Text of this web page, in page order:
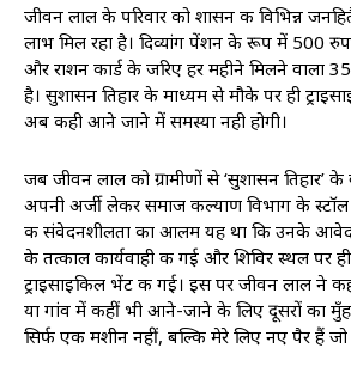
जीवन लाल के परिवार को शासन की विभिन्न
लाभ मिल रहा है। दिव्यांग पेंशन के रूप में 500
और राशन कार्ड के जरिए हर महीने मिलने वाला
है। सुशासन तिहार के माध्यम से मौके पर ही
अब कही आने जाने में समस्या नही होगी। ​
जब जीवन लाल को ग्रामीणों से ‘सुशासन तिहार’
अपनी अर्जी लेकर समाज कल्याण विभाग के स्टॉल
की संवेदनशीलता का आलम यह था कि उनके
के तत्काल कार्यवाही की गई और शिविर स्थल पर
ट्राइसाइकिल भेंट की गई। इस पर जीवन लाल ने
या गांव में कहीं भी आने-जाने के लिए दूसरों का मुँह
सिर्फ एक मशीन नहीं, बल्कि मेरे लिए नए पैर हैं